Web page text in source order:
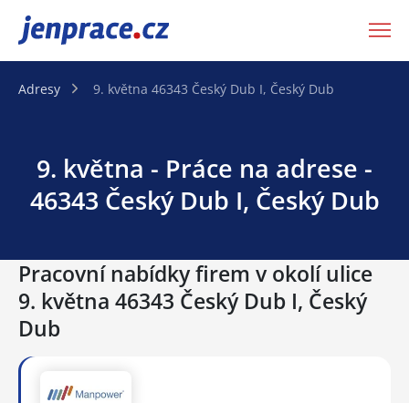
JenPráce.cz
Adresy 9. května 46343 Český Dub I, Český Dub
9. května - Práce na adrese -
46343 Český Dub I, Český Dub
Pracovní nabídky firem v okolí ulice
9. května 46343 Český Dub I, Český
Dub